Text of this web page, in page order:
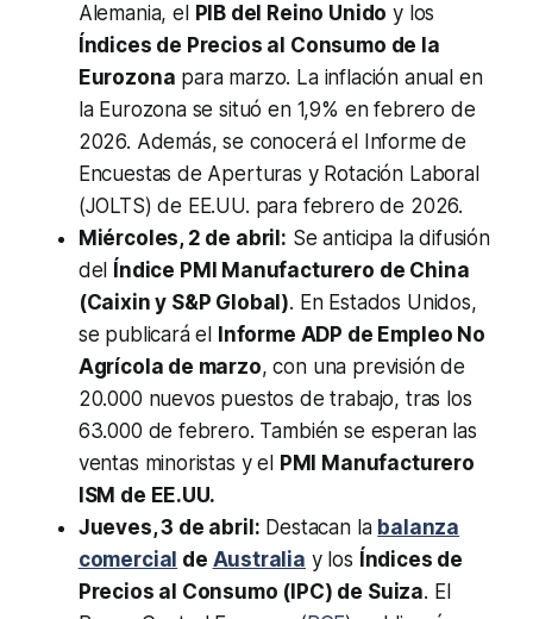
Alemania, el
PIB del Reino Unido y los
Índices de Precios al Consumo de la
Eurozona para marzo. La inflación anual en
la Eurozona se situó en 1,9% en febrero de
2026. Además, se conocerá el Informe de
Encuestas de Aperturas y Rotación Laboral
(JOLTS) de EE.UU. para febrero de 2026.
Miércoles, 2 de abril: Se anticipa la difusión
del
Índice PMI Manufacturero de China
(Caixin y S&P Global). En Estados Unidos,
se publicará el
Informe ADP de Empleo No
Agrícola de marzo, con una previsión de
20.000 nuevos puestos de trabajo, tras los
63.000 de febrero. También se esperan las
ventas minoristas y el
PMI Manufacturero
ISM de EE.UU.
Jueves, 3 de abril: Destacan la balanza
comercial de Australia y los Índices de
Precios al Consumo (IPC) de Suiza. El